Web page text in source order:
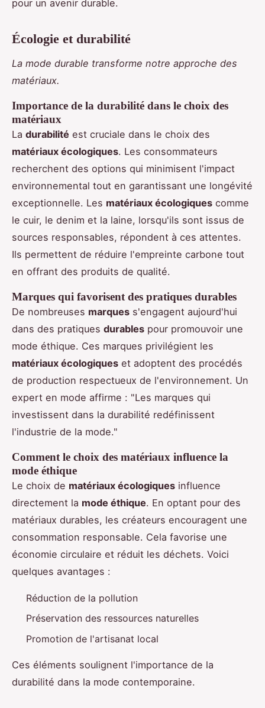
pour un avenir durable.
Écologie et durabilité
La mode durable transforme notre approche des
matériaux.
Importance de la durabilité dans le choix des
matériaux
La durabilité est cruciale dans le choix des
matériaux écologiques. Les consommateurs
recherchent des options qui minimisent l'impact
environnemental tout en garantissant une longévité
exceptionnelle. Les matériaux écologiques comme
le cuir, le denim et la laine, lorsqu'ils sont issus de
sources responsables, répondent à ces attentes.
Ils permettent de réduire l'empreinte carbone tout
en offrant des produits de qualité.
Marques qui favorisent des pratiques durables
De nombreuses marques s'engagent aujourd'hui
dans des pratiques durables pour promouvoir une
mode éthique. Ces marques privilégient les
matériaux écologiques et adoptent des procédés
de production respectueux de l'environnement. Un
expert en mode affirme : "Les marques qui
investissent dans la durabilité redéfinissent
l'industrie de la mode."
Comment le choix des matériaux influence la
mode éthique
Le choix de matériaux écologiques influence
directement la mode éthique. En optant pour des
matériaux durables, les créateurs encouragent une
consommation responsable. Cela favorise une
économie circulaire et réduit les déchets. Voici
quelques avantages :
Réduction de la pollution
Préservation des ressources naturelles
Promotion de l'artisanat local
Ces éléments soulignent l'importance de la
durabilité dans la mode contemporaine.